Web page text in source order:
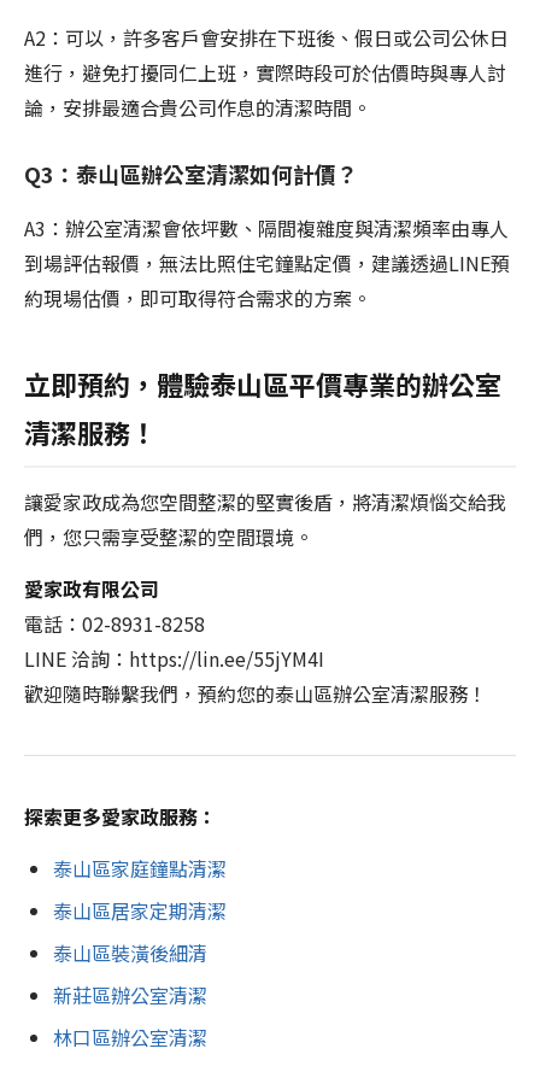
A2：可以，許多客戶會安排在下班後、假日或公司公休日
進行，避免打擾同仁上班，實際時段可於估價時與專人討
論，安排最適合貴公司作息的清潔時間。
Q3：泰山區辦公室清潔如何計價？
A3：辦公室清潔會依坪數、隔間複雜度與清潔頻率由專人
到場評估報價，無法比照住宅鐘點定價，建議透過LINE預
約現場估價，即可取得符合需求的方案。
立即預約，體驗泰山區平價專業的辦公室
清潔服務！
讓愛家政成為您空間整潔的堅實後盾，將清潔煩惱交給我
們，您只需享受整潔的空間環境。
愛家政有限公司
電話：02-8931-8258
LINE 洽詢：https://lin.ee/55jYM4I
歡迎隨時聯繫我們，預約您的泰山區辦公室清潔服務！
探索更多愛家政服務：
泰山區家庭鐘點清潔
泰山區居家定期清潔
泰山區裝潢後細清
新莊區辦公室清潔
林口區辦公室清潔